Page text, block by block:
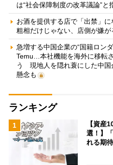
は“社会保障制度の改革議論”と
お酒を提供する店で「出禁」
粗相だけじゃない、店側が嫌が
急増する中国企業の“国籍ロン
Temu…本社機能を海外に移転
う 現地人を隠れ蓑にした中国
懸念も
ランキング
1
【資産
選！】
れる期